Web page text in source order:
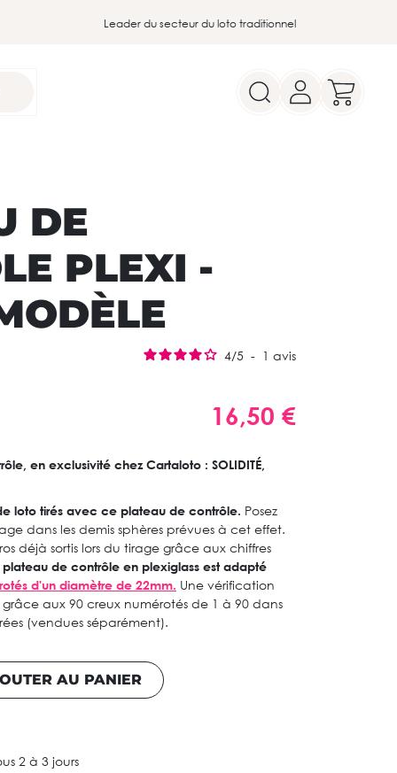
Leader du secteur du loto traditionnel
DE
PLEXI -
4/5 - 1 avis
16,50 €
en exclusivité chez Cartaloto : SOLIDITÉ,
loto tirés avec ce plateau de contrôle. Posez
dans les demis sphères prévues à cet effet.
déjà sortis lors du tirage grâce aux chiffres
de contrôle en plexiglass est adapté
d'un diamètre de 22mm. Une vérification
aux 90 creux numérotés de 1 à 90 dans
(vendues séparément).
AU PANIER
2 à 3 jours